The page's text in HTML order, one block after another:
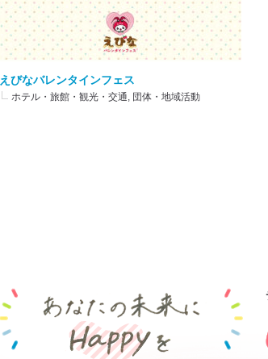
えびなバレンタインフェス
ホテル・旅館・観光・交通, 団体・地域活動
あ